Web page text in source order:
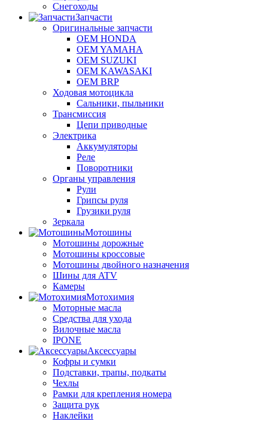
Снегоходы
Запчасти
Оригинальные запчасти
OEM HONDA
OEM YAMAHA
OEM SUZUKI
OEM KAWASAKI
OEM BRP
Ходовая мотоцикла
Сальники, пыльники
Трансмиссия
Цепи приводные
Электрика
Аккумуляторы
Реле
Поворотники
Органы управления
Рули
Грипсы руля
Грузики руля
Зеркала
Мотошины
Мотошины дорожные
Мотошины кроссовые
Мотошины двойного назначения
Шины для ATV
Камеры
Мотохимия
Моторные масла
Средства для ухода
Вилочные масла
IPONE
Аксессуары
Кофры и сумки
Подставки, трапы, подкаты
Чехлы
Рамки для крепления номера
Защита рук
Наклейки